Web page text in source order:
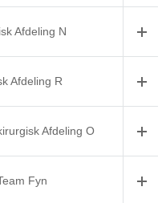
Afdeling N
Afdeling R
Afdeling O
Fyn